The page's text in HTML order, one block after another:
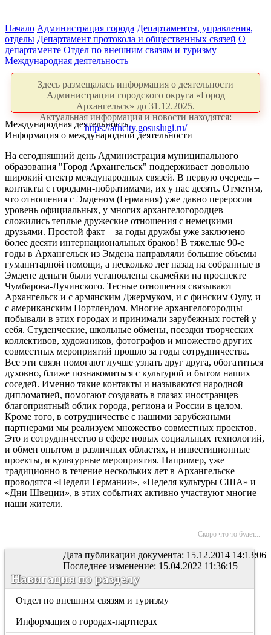
Начало Администрация города Департаменты, управления,
отделы Департамент протокола и общественных связей О
департаменте Отдел по внешним связям и туризму
Международная деятельность
Здесь размещалась информация о деятельности
Администрации городского округа «Город
Архангельск» до 31.12.2025.
Актуальная информация и новости находятся:
https://arhcity.gosuslugi.ru/
Международная деятельность
Информация о международной деятельности
На сегодняшний день Администрация муниципального
образования "Город Архангельск" поддерживает довольно
широкий спектр международных связей. В первую очередь –
контакты с городами-побратимами, их у нас десять. Отметим,
что отношения с Эмденом (Германия) уже давно переросли
уровень официальных, у многих архангелогородцев
сложились теплые дружеские отношения с немецкими
друзьями. Простой факт – за годы дружбы уже заключено
более десяти интернациональных браков! В тяжелые 90-е
годы в Архангельск из Эмдена направляли большие объемы
гуманитарной помощи, а несколько лет назад на собранные в
Эмдене деньги были установлены скамейки на проспекте
Чумбарова-Лучинского. Тесные отношения связывают
Архангельск и с армянским Джермуком, и с финским Оулу, и
с американским Портлендом. Многие архангелогородцы
побывали в этих городах и принимали зарубежных гостей у
себя. Студенческие, школьные обмены, поездки творческих
коллективов, художников, фотографов и множество других
совместных мероприятий прошло за годы сотрудничества.
Все эти связи помогают лучше узнать друг друга, обогатиться
духовно, ближе познакомиться с культурой и бытом наших
соседей. Именно такие контакты и называются народной
дипломатией, помогают создавать в глазах иностранцев
благоприятный облик города, региона и России в целом.
Кроме того, в сотрудничестве с нашими зарубежными
партнерами мы реализуем множество совместных проектов.
Это и сотрудничество в сфере новых социальных технологий,
и обмен опытом в различных областях, и инвестиционные
проекты, и культурные мероприятия. Например, уже
традиционно в течение нескольких лет в Архангельске
проводятся «Недели Германии», «Неделя культуры США» и
«Дни Швеции», в этих событиях активно участвуют многие
наши жители.
Скоро что то будет...
Дата публикации документа: 15.12.2014 14:13:06
Последнее изменение: 15.04.2022 11:36:15
Навигация по разделу
Отдел по внешним связям и туризму
Информация о городах-партнерах